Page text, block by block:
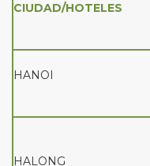
CIUDAD/HOTELES
HANOI
HALONG